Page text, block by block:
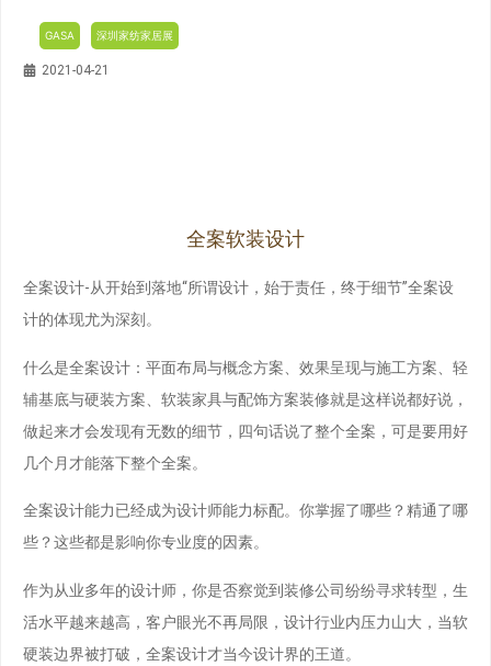
GASA 深圳家纺家居展
2021-04-21
全案软装设计
全案设计-从开始到落地“所谓设计，始于责任，终于细节”全案设
计的体现尤为深刻。
什么是全案设计：平面布局与概念方案、效果呈现与施工方案、轻
辅基底与硬装方案、软装家具与配饰方案装修就是这样说都好说，
做起来才会发现有无数的细节，四句话说了整个全案，可是要用好
几个月才能落下整个全案。
全案设计能力已经成为设计师能力标配。你掌握了哪些？精通了哪
些？这些都是影响你专业度的因素。
作为从业多年的设计师，你是否察觉到装修公司纷纷寻求转型，生
活水平越来越高，客户眼光不再局限，设计行业内压力山大，当软
硬装边界被打破，全案设计才当今设计界的王道。